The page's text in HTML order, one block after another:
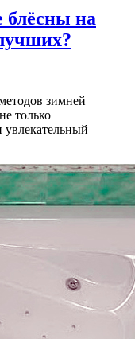
блёсны на
зимней
только